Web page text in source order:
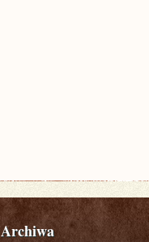
Archiwa